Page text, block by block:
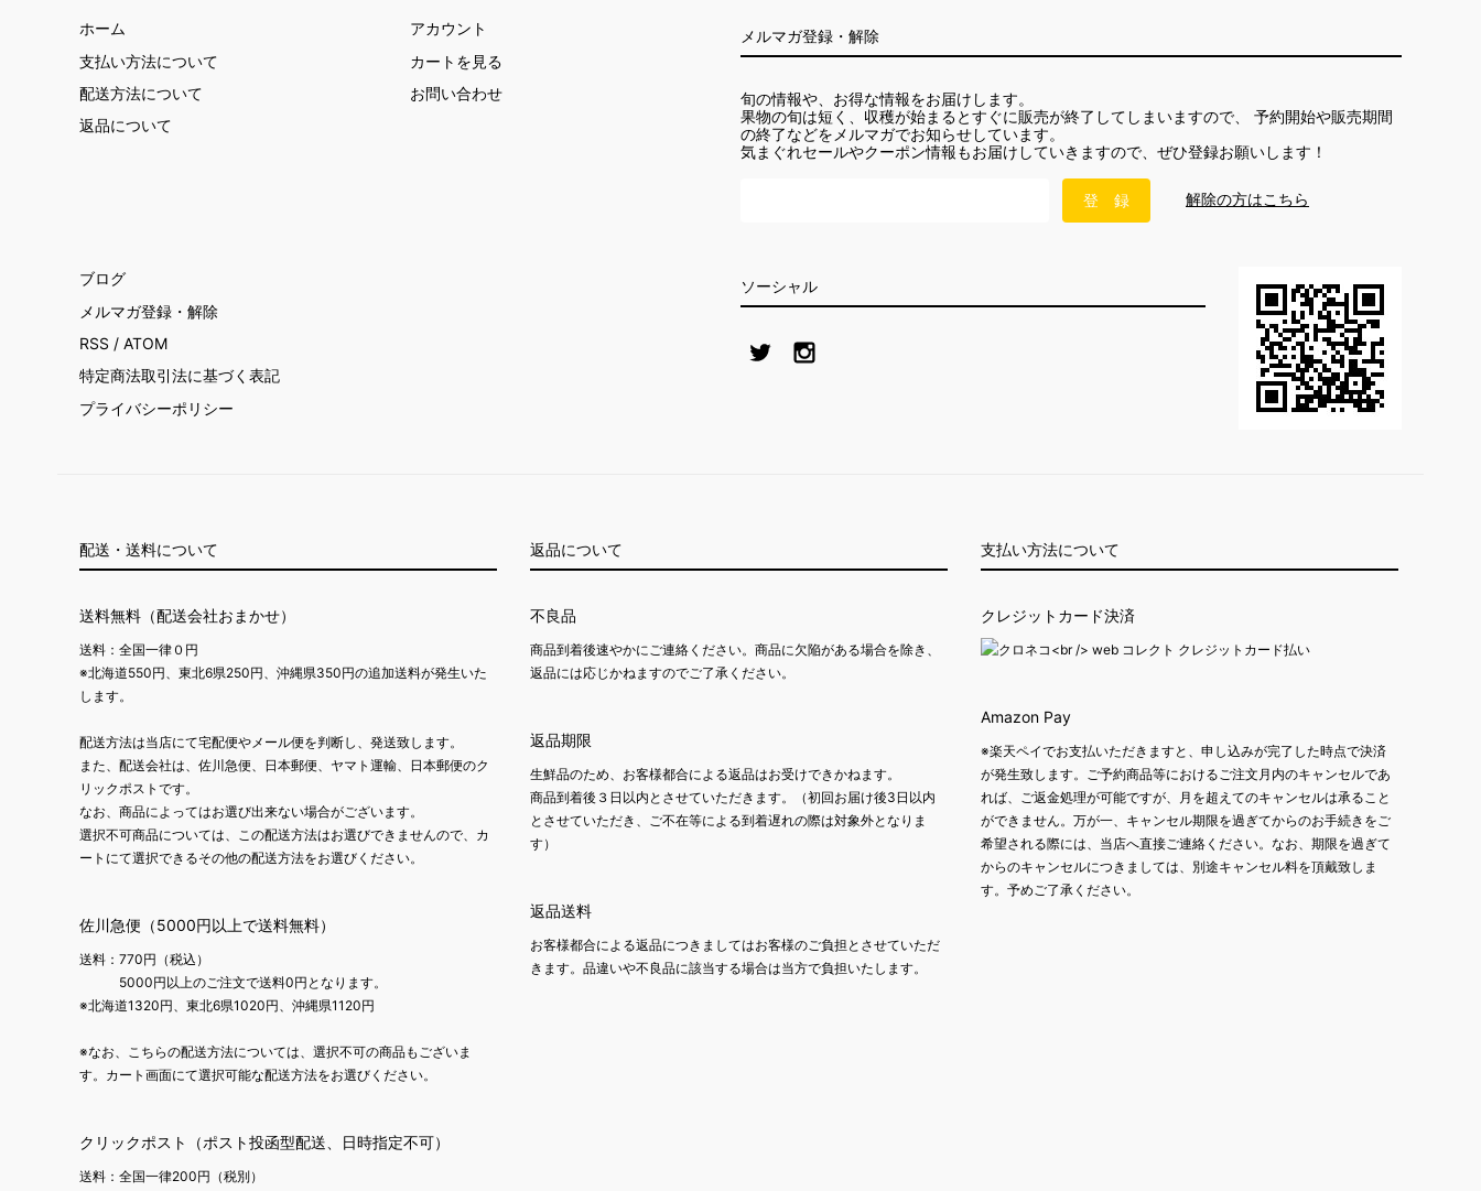
メルマガ登録・解除
旬の情報や、お得な情報をお届けします。
果物の旬は短く、収穫が始まるとすぐに販売が終了してしまいますので、 予約開始や販売期間
の終了などをメルマガでお知らせしています。
気まぐれセールやクーポン情報もお届けしていきますので、ぜひ登録お願いします！
解除の方はこちら
ホーム
支払い方法について
配送方法について
返品について
アカウント
カートを見る
お問い合わせ
ソーシャル
ブログ
メルマガ登録・解除
RSS / ATOM
特定商法取引法に基づく表記
プライバシーポリシー
配送・送料について
送料無料（配送会社おまかせ）
送料：全国一律０円
※北海道550円、東北6県250円、沖縄県350円の追加送料が発生いた
します。
配送方法は当店にて宅配便やメール便を判断し、発送致します。
また、配送会社は、佐川急便、日本郵便、ヤマト運輸、日本郵便のク
リックポストです。
なお、商品によってはお選び出来ない場合がございます。
選択不可商品については、この配送方法はお選びできませんので、カ
ートにて選択できるその他の配送方法をお選びください。
佐川急便（5000円以上で送料無料）
送料：770円（税込）
5000円以上のご注文で送料0円となります。
※北海道1320円、東北6県1020円、沖縄県1120円
※なお、こちらの配送方法については、選択不可の商品もございま
す。カート画面にて選択可能な配送方法をお選びください。
クリックポスト（ポスト投函型配送、日時指定不可）
送料：全国一律200円（税別）
返品について
不良品
商品到着後速やかにご連絡ください。商品に欠陥がある場合を除き、
返品には応じかねますのでご了承ください。
返品期限
生鮮品のため、お客様都合による返品はお受けできかねます。
商品到着後３日以内とさせていただきます。（初回お届け後3日以内
とさせていただき、ご不在等による到着遅れの際は対象外となりま
す）
返品送料
お客様都合による返品につきましてはお客様のご負担とさせていただ
きます。品違いや不良品に該当する場合は当方で負担いたします。
支払い方法について
クレジットカード決済
Amazon Pay
※楽天ペイでお支払いただきますと、申し込みが完了した時点で決済
が発生致します。ご予約商品等におけるご注文月内のキャンセルであ
れば、ご返金処理が可能ですが、月を超えてのキャンセルは承ること
ができません。万が一、キャンセル期限を過ぎてからのお手続きをご
希望される際には、当店へ直接ご連絡ください。なお、期限を過ぎて
からのキャンセルにつきましては、別途キャンセル料を頂戴致しま
す。予めご了承ください。